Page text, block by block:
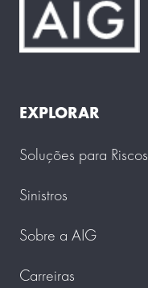
EXPLORAR
Soluções para Riscos
Sinistros
Sobre a AIG
Carreiras